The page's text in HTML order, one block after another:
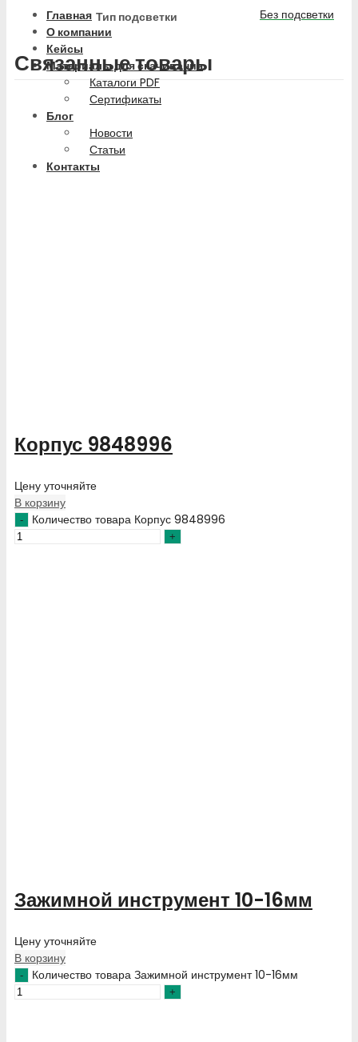
Главная
О компании
Кейсы
Материалы для скачивания
Каталоги PDF
Сертификаты
Блог
Новости
Статьи
Контакты
Тип подсветки
Без подсветки
Связанные товары
Корпус 9848996
Цену уточняйте
В корзину
Количество товара Корпус 9848996
Зажимной инструмент 10-16мм
Цену уточняйте
В корзину
Количество товара Зажимной инструмент 10-16мм